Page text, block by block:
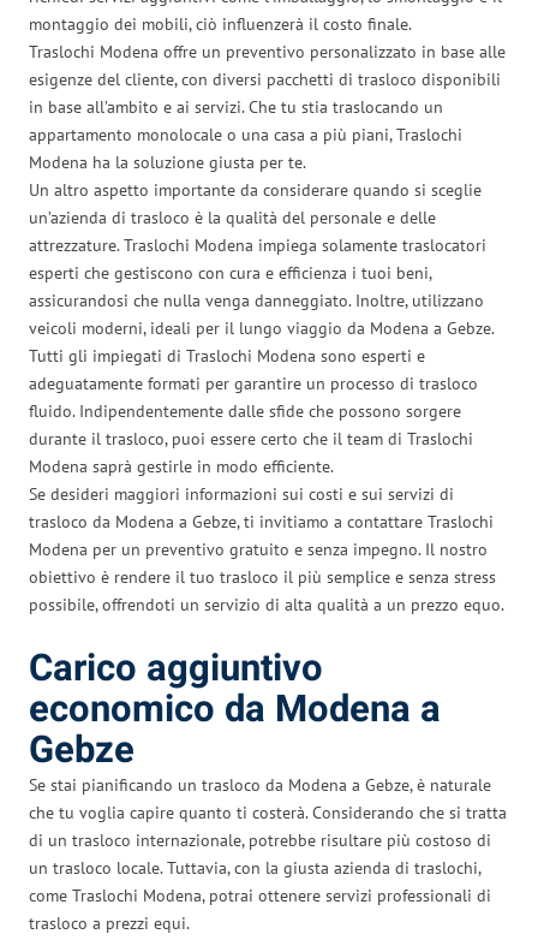
montaggio dei mobili, ciò influenzerà il costo finale.
Traslochi Modena offre un preventivo personalizzato in base alle
esigenze del cliente, con diversi pacchetti di trasloco disponibili
in base all’ambito e ai servizi. Che tu stia traslocando un
appartamento monolocale o una casa a più piani, Traslochi
Modena ha la soluzione giusta per te.
Un altro aspetto importante da considerare quando si sceglie
un’azienda di trasloco è la qualità del personale e delle
attrezzature. Traslochi Modena impiega solamente traslocatori
esperti che gestiscono con cura e efficienza i tuoi beni,
assicurandosi che nulla venga danneggiato. Inoltre, utilizzano
veicoli moderni, ideali per il lungo viaggio da Modena a Gebze.
Tutti gli impiegati di Traslochi Modena sono esperti e
adeguatamente formati per garantire un processo di trasloco
fluido. Indipendentemente dalle sfide che possono sorgere
durante il trasloco, puoi essere certo che il team di Traslochi
Modena saprà gestirle in modo efficiente.
Se desideri maggiori informazioni sui costi e sui servizi di
trasloco da Modena a Gebze, ti invitiamo a contattare Traslochi
Modena per un preventivo gratuito e senza impegno. Il nostro
obiettivo è rendere il tuo trasloco il più semplice e senza stress
possibile, offrendoti un servizio di alta qualità a un prezzo equo.
Carico aggiuntivo
economico da Modena a
Gebze
Se stai pianificando un trasloco da Modena a Gebze, è naturale
che tu voglia capire quanto ti costerà. Considerando che si tratta
di un trasloco internazionale, potrebbe risultare più costoso di
un trasloco locale. Tuttavia, con la giusta azienda di traslochi,
come Traslochi Modena, potrai ottenere servizi professionali di
trasloco a prezzi equi.